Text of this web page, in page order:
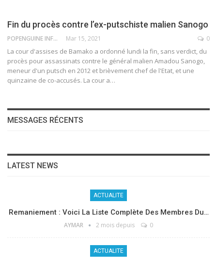
Fin du procès contre l’ex-putschiste malien Sanogo
POPENGUINE INFO Mar 15, 2021 0
La cour d'assises de Bamako a ordonné lundi la fin, sans verdict, du
procès pour assassinats contre le général malien Amadou Sanogo,
meneur d'un putsch en 2012 et brièvement chef de l'Etat, et une
quinzaine de co-accusés. La cour a…
MESSAGES RÉCENTS
LATEST NEWS
ACTUALITE
Remaniement : Voici La Liste Complète Des Membres Du…
AYMAR 2 mois depuis 0
ACTUALITE